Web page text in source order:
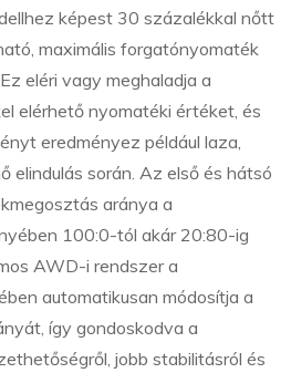
képest 30 százalékkal nőtt
maximális forgatónyomaték
eléri vagy meghaladja a
elérhető nyomatéki értéket, és
eredményez például laza,
elindulás során. Az első és hátsó
aránya a
100:0-tól akár 20:80-ig
AWD-i rendszer a
automatikusan módosítja a
így gondoskodva a
jobb stabilitásról és